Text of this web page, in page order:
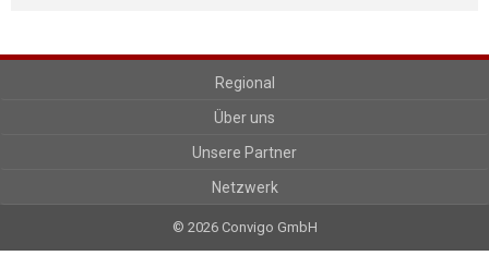
Regional
Über uns
Unsere Partner
Netzwerk
© 2026 Convigo GmbH